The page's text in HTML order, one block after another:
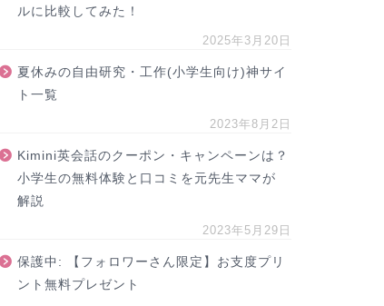
ルに比較してみた！
2025年3月20日
夏休みの自由研究・工作(小学生向け)神サイ
ト一覧
2023年8月2日
Kimini英会話のクーポン・キャンペーンは？
小学生の無料体験と口コミを元先生ママが
解説
2023年5月29日
保護中: 【フォロワーさん限定】お支度プリ
ント無料プレゼント